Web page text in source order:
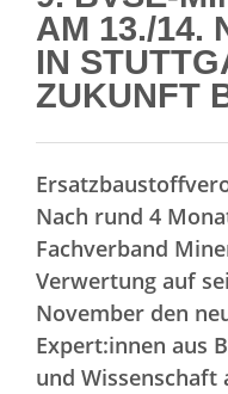
AM 13./14.
IN
ZUKUNFT
Nach rund 4
Fachverband
Verwertung auf
November den
Expert:innen aus
und Wissenschaft